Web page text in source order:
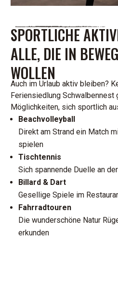
SPORTLICHE
ALLE, DIE IN
WOLLEN
Auch im Urlaub aktiv bleiben?
Feriensiedlung Schwalbennest
Möglichkeiten, sich sportlich
Beachvolleyball
Direkt am Strand ein Match
spielen
Tischtennis
Sich spannende Duelle an
Billard & Dart
Gesellige Spiele im
Fahrradtouren
Die wunderschöne Natur
erkunden